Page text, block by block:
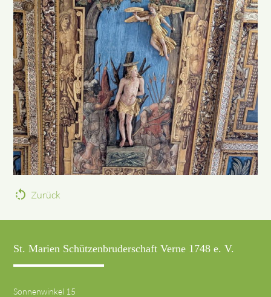
rotate_left Zurück
St. Marien Schützenbruderschaft Verne 1748 e. V.
Sonnenwinkel 15